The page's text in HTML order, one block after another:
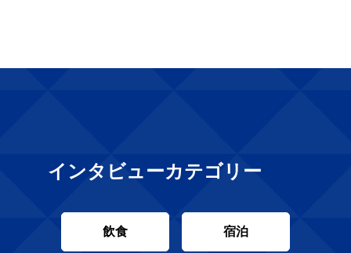
インタビューカテゴリー
飲食 宿泊